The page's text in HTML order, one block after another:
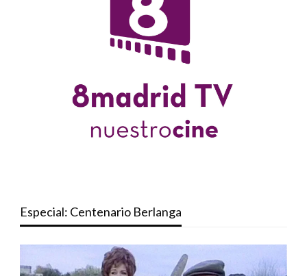
Especial: Centenario Berlanga